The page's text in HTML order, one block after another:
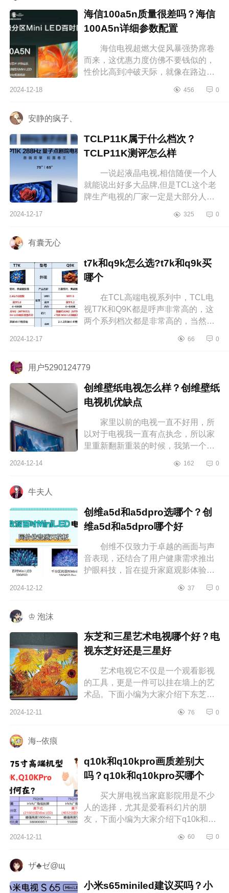
海信100a5n质量很差吗？海信
100A5n详细参数配置
海信电视超燃大促风暴强势席卷
而来，这优惠力度仿佛不要钱似的，
性价比高到冲破天际，就像在路边捡
小编为大家介绍下海信100a5n质量
2024-12-18 456 0
安静的疯子、
TCLP11K属于什么档次？
TCLP11K测评怎么样
一说起液晶电视,相信随便一个人
就能说出好多大品牌,但是TCL这个老
牌生产电视的厂家一定是大部分人心
TCLP11K属于什么档次？TCLP11K
2024-12-17 325 0
有囊无心
t7k和q9k怎么选?t7k和q9k买
哪个
在TCL高端电视系列中，TCL电
视T7K和Q9K都是呼声非常高的，这
两个系列档次都是非常高的，当然
也更高，不过很多消费者也非常疑
2024-12-17 66 0
用户5290124779
创维壁纸电视怎么样？创维壁纸
电视机优缺点
家里以前的电视一直不好用，所
以对于电视我一直有点执念，所以家
里重新翻新重装的时候，我第一个就
什么的没什么经验，所以为了用起
2024-12-14 162 0
牛夫人
创维a5d和a5dpro选哪个？创
维a5d和a5dpro哪个好
创维不仅致力于卓越的画面与声
音表现，还结合了用户健康需求推出
护眼科技，旨在提升家庭观影体验。
寸、分辨率、音质以及智能功能等
2024-12-12 37 0
♔ 泡沫
东芝和三星艺术电视哪个好？电
视东芝好还是三星好
艺术电视它不仅是一个观看影视
的工具，更是一件可以挂在墙上的艺
术品。下面小编为大家介绍下东芝和
是三星好 东芝和三星艺术电视
2024-12-11 76 0
海--依痕
q10k和q10kpro画质差别大
吗？q10k和q10kpro买哪个
买大屏电视当家庭影院用是不少
人的选择，尤其是爱看科幻片的朋
友，下面小编为大家介绍下q10k和
q10kpro买哪个 q10k和q10kpro画
2024-12-11 60 0
ザ♣ゼ@щ
小米s65miniled建议买吗？小